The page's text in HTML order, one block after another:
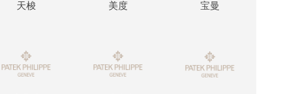
天梭 美度 宝曼